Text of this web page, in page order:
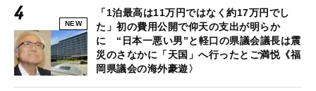
NEW
「1泊最高は11万円ではなく約17万円でし
た」初の費用公開で仰天の支出が明らか
に “日本一悪い男”と軽口の県議会議長は震
災のさなかに「天国」へ行ったとご満悦《福
岡県議会の海外豪遊〉